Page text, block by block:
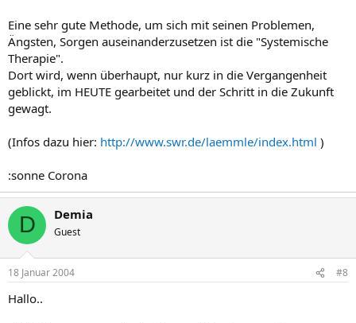
Eine sehr gute Methode, um sich mit seinen Problemen,
Ängsten, Sorgen auseinanderzusetzen ist die "Systemische
Therapie".
Dort wird, wenn überhaupt, nur kurz in die Vergangenheit
geblickt, im HEUTE gearbeitet und der Schritt in die Zukunft
gewagt.
(Infos dazu hier: http://www.swr.de/laemmle/index.html )
:sonne Corona
D Demia
Guest
18 Januar 2004 #8
Hallo..